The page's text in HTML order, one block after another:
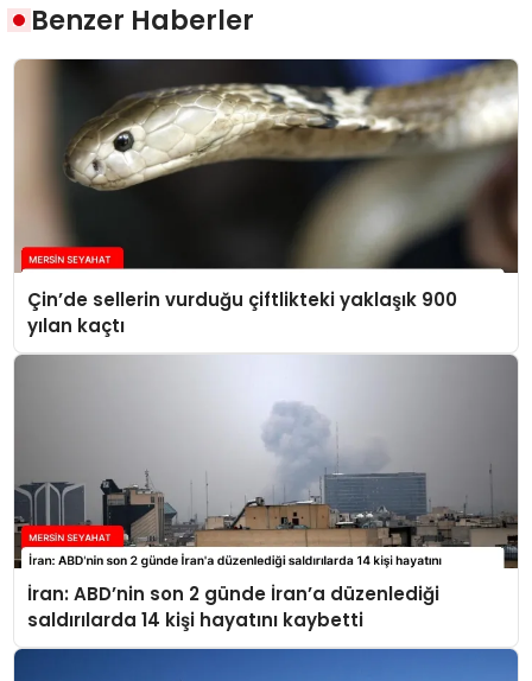
Benzer Haberler
Çin’de sellerin vurduğu çiftlikteki yaklaşık 900
yılan kaçtı
İran: ABD’nin son 2 günde İran’a düzenlediği
saldırılarda 14 kişi hayatını kaybetti